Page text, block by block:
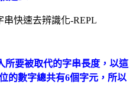
所要被取代的字串長度，以這
的數字總共有6個字元，所以